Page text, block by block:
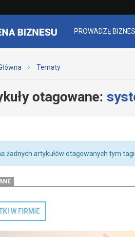
PROWADZĘ BIZNES
Tematy
otagowane:
żadnych artykułów otagowanych tym
W FIRMIE